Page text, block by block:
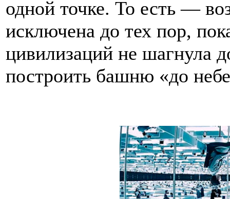
одной точке. То есть —
исключена до тех пор,
цивилизаций не шагнула
построить башню «до